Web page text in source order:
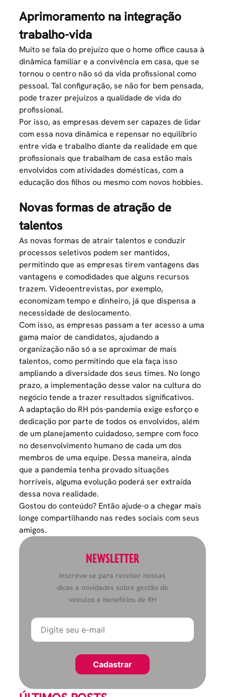
Aprimoramento na integração
trabalho-vida
Muito se fala do prejuízo que o home office causa à
dinâmica familiar e a convivência em casa, que se
tornou o centro não só da vida profissional como
pessoal. Tal configuração, se não for bem pensada,
pode trazer prejuízos a qualidade de vida do
profissional.
Por isso, as empresas devem ser capazes de lidar
com essa nova dinâmica e repensar no equilíbrio
entre vida e trabalho diante da realidade em que
profissionais que trabalham de casa estão mais
envolvidos com atividades domésticas, com a
educação dos filhos ou mesmo com novos hobbies.
Novas formas de atração de
talentos
As novas formas de atrair talentos e conduzir
processos seletivos podem ser mantidos,
permitindo que as empresas tirem vantagens das
vantagens e comodidades que alguns recursos
trazem.Videoentrevistas, por exemplo,
economizam tempo e dinheiro, já que dispensa a
necessidade de deslocamento.
Com isso, as empresas passam a ter acesso a uma
gama maior de candidatos, ajudando a
organização não só a se aproximar de mais
talentos, como permitindo que ela faça isso
ampliando a diversidade dos seus times. No longo
prazo, a implementação desse valor na cultura do
negócio tende a trazer resultados significativos.
A adaptação do RH pós-pandemia exige esforço e
dedicação por parte de todos os envolvidos, além
de um planejamento cuidadoso, sempre com foco
no desenvolvimento humano de cada um dos
membros de uma equipe. Dessa maneira, ainda
que a pandemia tenha provado situações
horríveis, alguma evolução poderá ser extraída
dessa nova realidade.
Gostou do conteúdo? Então ajude-o a chegar mais
longe compartilhando nas redes sociais com seus
amigos.
NEWSLETTER
Inscreva-se para receber nossas
dicas e novidades sobre gestão de
veículos e benefícios de RH